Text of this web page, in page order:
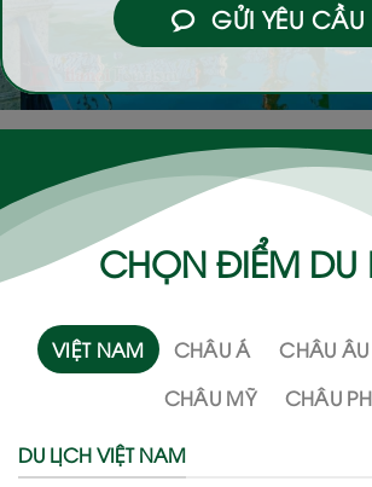
GỬI YÊU CẦU
CHỌN ĐIỂM DU
VIỆT NAM CHÂU Á CHÂU ÂU
CHÂU MỸ
CHÂU
DU LỊCH VIỆT NAM